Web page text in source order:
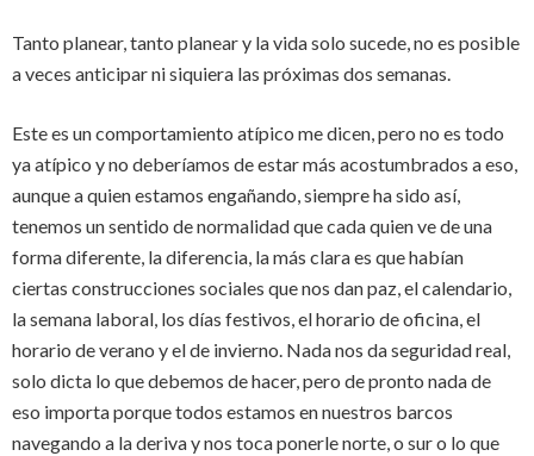
Tanto planear, tanto planear y la vida solo sucede, no es posible
a veces anticipar ni siquiera las próximas dos semanas.
Este es un comportamiento atípico me dicen, pero no es todo
ya atípico y no deberíamos de estar más acostumbrados a eso,
aunque a quien estamos engañando, siempre ha sido así,
tenemos un sentido de normalidad que cada quien ve de una
forma diferente, la diferencia, la más clara es que habían
ciertas construcciones sociales que nos dan paz, el calendario,
la semana laboral, los días festivos, el horario de oficina, el
horario de verano y el de invierno. Nada nos da seguridad real,
solo dicta lo que debemos de hacer, pero de pronto nada de
eso importa porque todos estamos en nuestros barcos
navegando a la deriva y nos toca ponerle norte, o sur o lo que